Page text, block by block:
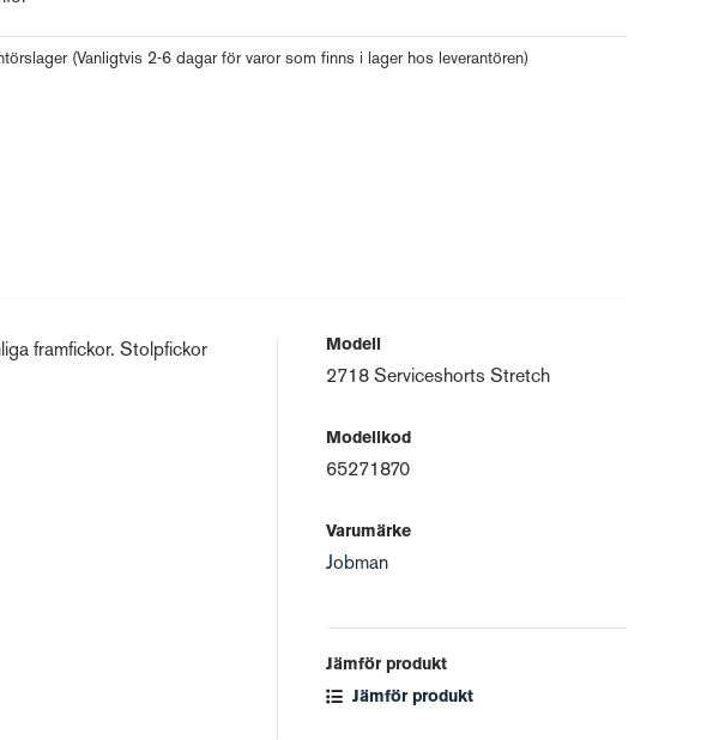
(Vanligtvis 2-6 dagar för varor som finns i lager hos leverantören)
framfickor. Stolpfickor
Modell
2718 Serviceshorts Stretch
Modellkod
65271870
Varumärke
Jobman
Jämför produkt
Jämför produkt